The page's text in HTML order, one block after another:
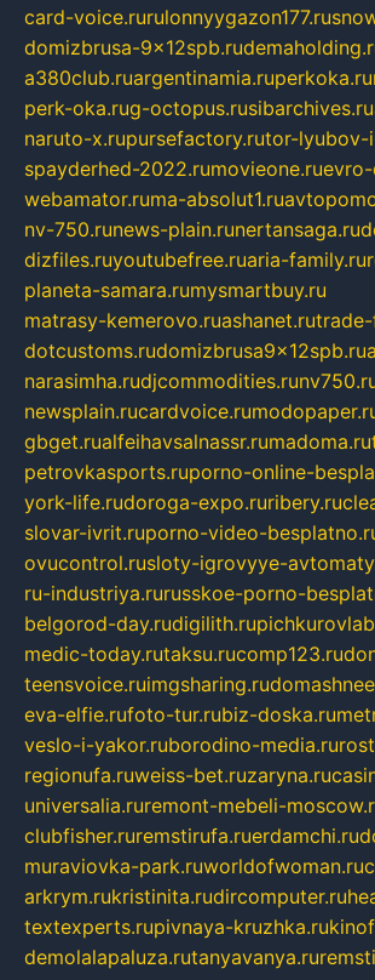
card-voice.rurulonnyygazon177.ru
domizbrusa-9x12spb.ru
a380club.ruargentinamia.ruperkoka.ru
perk-oka.rug-octopus.rusibarchives.ru
naruto-x.rupursefactory.rutor-lyubov-
spayderhed-2022.rumovieone.ru
webamator.ruma-absolut1.ru
nv-750.runews-plain.runertansaga.ru
dizfiles.ruyoutubefree.ruaria-family.ru
planeta-samara.rumysmartbuy.ru
matrasy-kemerovo.ruashanet.ru
dotcustoms.rudomizbrusa9x12spb.ru
narasimha.rudjcommodities.ru
newsplain.rucardvoice.ru
gbget.rualfeihavsalnassr.rumadoma.ru
petrovkasports.ruporno-online-
york-life.rudoroga-expo.ruribery.ru
slovar-ivrit.ruporno-video-
ovucontrol.rusloty-igrovyye-
ru-industriya.rurusskoe-porno-
belgorod-day.rudigilith.ru
medic-today.rutaksu.rucomp123.ru
teensvoice.ruimgsharing.ru
eva-elfie.rufoto-tur.rubiz-doska.ru
veslo-i-yakor.ruborodino-media.ru
regionufa.ruweiss-bet.ruzaryna.ru
universalia.ruremont-mebeli-
clubfisher.ruremstirufa.ruerdamchi.ru
muraviovka-park.ruworldofwoman.ru
arkrym.rukristinita.rudircomputer.ru
textexperts.rupivnaya-kruzhka.ru
demolalapaluza.rutanyavanya.ru